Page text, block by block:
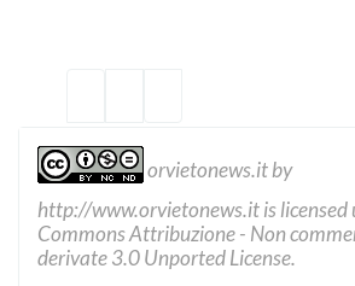
orvietonews.itby
http://www.orvietonews.itis licensed
Commons Attribuzione - Non
derivate 3.0 Unported License.